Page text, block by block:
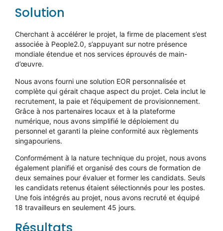
Solution
Cherchant à accélérer le projet, la firme de placement s’est
associée à People2.0, s’appuyant sur notre présence
mondiale étendue et nos services éprouvés de main-
d’œuvre.
Nous avons fourni une solution EOR personnalisée et
complète qui gérait chaque aspect du projet. Cela inclut le
recrutement, la paie et l’équipement de provisionnement.
Grâce à nos partenaires locaux et à la plateforme
numérique, nous avons simplifié le déploiement du
personnel et garanti la pleine conformité aux règlements
singapouriens.
Conformément à la nature technique du projet, nous avons
également planifié et organisé des cours de formation de
deux semaines pour évaluer et former les candidats. Seuls
les candidats retenus étaient sélectionnés pour les postes.
Une fois intégrés au projet, nous avons recruté et équipé
18 travailleurs en seulement 45 jours.